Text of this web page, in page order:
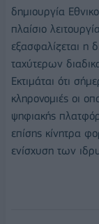
δημιουργία
πλαίσιο
εξασφαλίζεται η
ταχύτερων
Εκτιμάται ότι
κληρονομιές οι
ψηφιακής
επίσης κίνητρα
ενίσχυση των